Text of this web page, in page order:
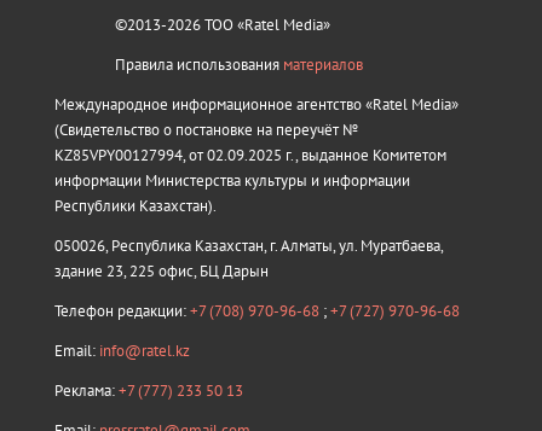
©2013-2026 ТОО «Ratel Media»
Правила использования материалов
Международное информационное агентство «Ratel Media»
(Свидетельство о постановке на переучёт №
KZ85VPY00127994, от 02.09.2025 г., выданное Комитетом
информации Министерства культуры и информации
Республики Казахстан).
050026, Республика Казахстан, г. Алматы, ул. Муратбаева,
здание 23, 225 офис, БЦ Дарын
Телефон редакции:+7 (708) 970-96-68 ;+7 (727) 970-96-68
Email: info@ratel.kz
Реклама:+7 (777) 233 50 13